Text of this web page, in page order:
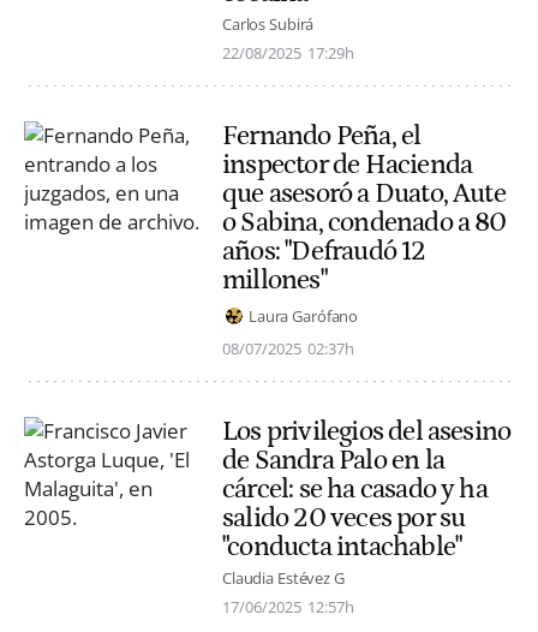
Carlos Subirá
22/08/2025 17:29h
Fernando Peña, el
inspector de Hacienda
que asesoró a Duato, Aute
o Sabina, condenado a 80
años: "Defraudó 12
millones"
Laura Garófano
08/07/2025 02:37h
Los privilegios del asesino
de Sandra Palo en la
cárcel: se ha casado y ha
salido 20 veces por su
"conducta intachable"
Claudia Estévez G
17/06/2025 12:57h